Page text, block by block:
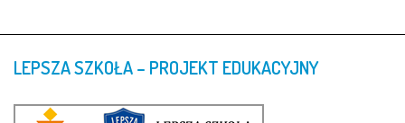
LEPSZASZKOŁA– PROJEKT EDUKACYJNY